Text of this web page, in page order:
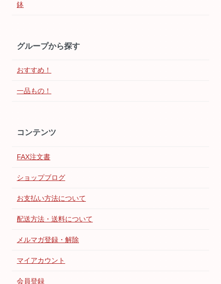
鉢
グループから探す
おすすめ！
一品もの！
コンテンツ
FAX注文書
ショップブログ
お支払い方法について
配送方法・送料について
メルマガ登録・解除
マイアカウント
会員登録